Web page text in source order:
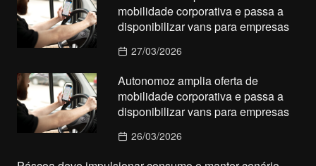
mobilidade corporativa e passa a
disponibilizar vans para empresas
27/03/2026
Autonomoz amplia oferta de
mobilidade corporativa e passa a
disponibilizar vans para empresas
26/03/2026